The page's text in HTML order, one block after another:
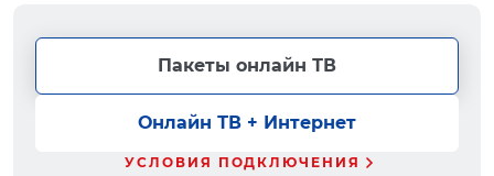
Пакеты онлайн ТВ
Онлайн ТВ + Интернет
УСЛОВИЯ ПОДКЛЮЧЕНИЯ